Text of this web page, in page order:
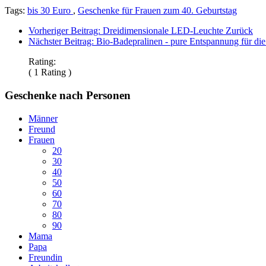
Tags: bis 30 Euro , Geschenke für Frauen zum 40. Geburtstag
Vorheriger Beitrag: Dreidimensionale LED-Leuchte Zurück
Nächster Beitrag: Bio-Badepralinen - pure Entspannung für
Rating:
( 1 Rating )
Geschenke nach Personen
Männer
Freund
Frauen
20
30
40
50
60
70
80
90
Mama
Papa
Freundin